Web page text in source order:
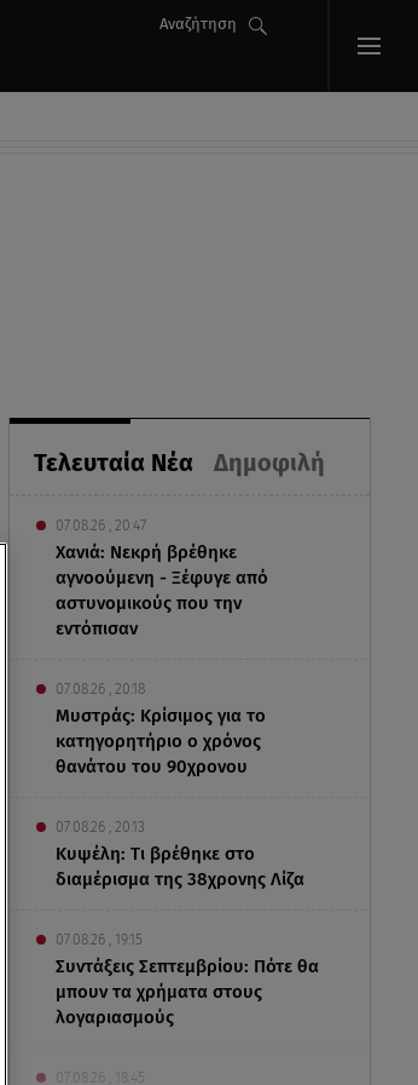
Αναζήτηση
Τελευταία Νέα Δημοφιλή
07.08.26 , 20:47
Χανιά: Νεκρή βρέθηκε
αγνοούμενη - Ξέφυγε από
αστυνομικούς που την
εντόπισαν
07.08.26 , 20:18
Μυστράς: Κρίσιμος για το
κατηγορητήριο ο χρόνος
θανάτου του 90χρονου
07.08.26 , 20:13
Κυψέλη: Tι βρέθηκε στο
διαμέρισμα της 38χρονης Λίζα
07.08.26 , 19:15
Συντάξεις Σεπτεμβρίου: Πότε θα
μπουν τα χρήματα στους
λογαριασμούς
07.08.26 , 18:45